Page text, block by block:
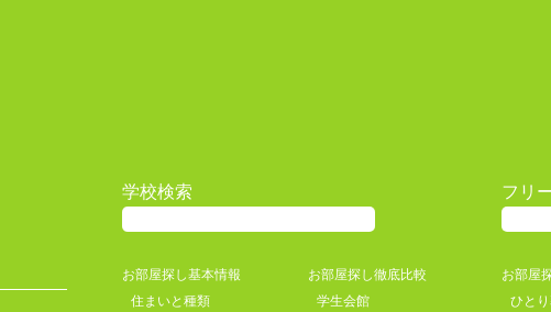
学校検索 フリ
お部屋探し基本情報
住まいと種類
お部屋探し徹底比較
学生会館
お部屋
ひと